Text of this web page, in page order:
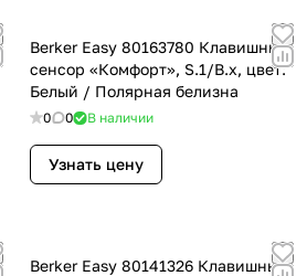
Berker Easy 80163780 Клавишный
сенсор «Комфорт», S.1/B.x, цвет:
Белый / Полярная белизна
0 0 В наличии
Узнать цену
Berker Easy 80141326 Клавишный